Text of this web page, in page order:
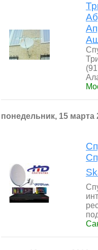
понедельник, 15 марта